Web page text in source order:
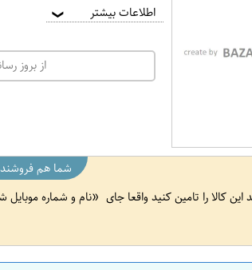
اطلاعات بیشتر ❯
از بروز
شما هم
کالا را تامین کنید واقعا جای
نام و شماره موبایل